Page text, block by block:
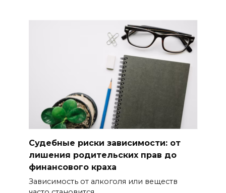
Судебные риски зависимости: от
лишения родительских прав до
финансового краха
Зависимость от алкоголя или веществ